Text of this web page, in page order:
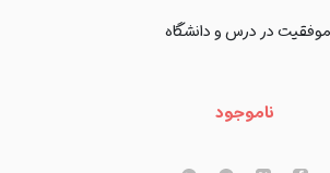
در درس و دانشگاه
ناموجود